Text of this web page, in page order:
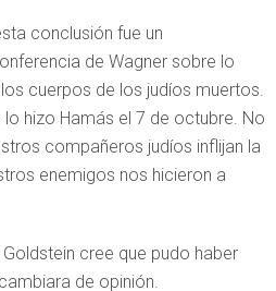
conclusión fue un
de Wagner sobre lo
cuerpos de los judíos muertos.
hizo Hamás el 7 de octubre. No
compañeros judíos inflijan la
enemigos nos hicieron a
cree que pudo haber
de opinión.